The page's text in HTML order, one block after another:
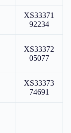
XS33371
92234
XS33372
05077
XS33373
74691